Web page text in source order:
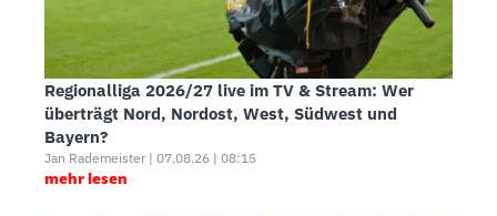
Regionalliga 2026/27 live im TV & Stream: Wer
überträgt Nord, Nordost, West, Südwest und
Bayern?
Jan Rademeister | 07.08.26 | 08:15
mehr lesen